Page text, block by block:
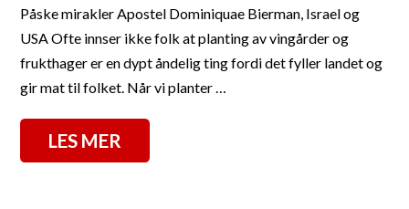
Påske mirakler Apostel Dominiquae Bierman, Israel og
USA Ofte innser ikke folk at planting av vingårder og
frukthager er en dypt åndelig ting fordi det fyller landet og
gir mat til folket. Når vi planter …
LES MER